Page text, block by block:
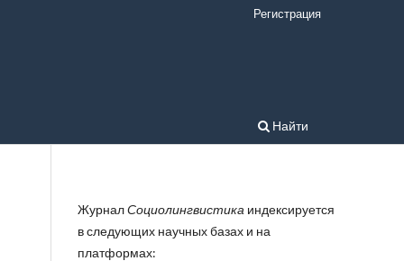
Найти
Регистрация
ЖурналСоциолингвистика индексируется
в следующих научных базах и на
платформах: